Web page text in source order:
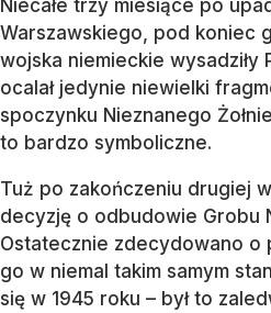
Niecałe trzy miesiące po
Warszawskiego, pod koniec
wojska niemieckie wysadziły
ocalał jedynie niewielki
spoczynku Nieznanego
to bardzo symboliczne.
Tuż po zakończeniu drugiej
decyzję o odbudowie Grobu
Ostatecznie zdecydowano o
go w niemal takim samym
się w 1945 roku – był to